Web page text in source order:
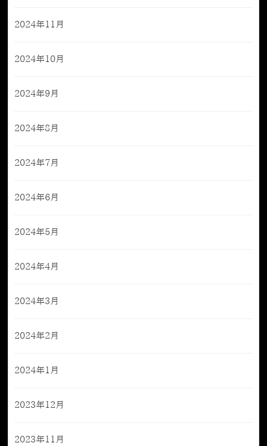
2024年11月
2024年10月
2024年9月
2024年8月
2024年7月
2024年6月
2024年5月
2024年4月
2024年3月
2024年2月
2024年1月
2023年12月
2023年11月